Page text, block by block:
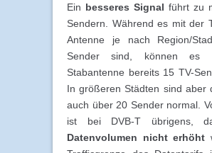
Ein besseres Signal führt zu
Sendern. Während es mit der
Antenne je nach Region/
Sender sind, können es
Stabantenne bereits 15 TV-
In größeren Städten sind aber
auch über 20 Sender normal.
ist bei DVB-T übrigens,
Datenvolumen nicht erhöht